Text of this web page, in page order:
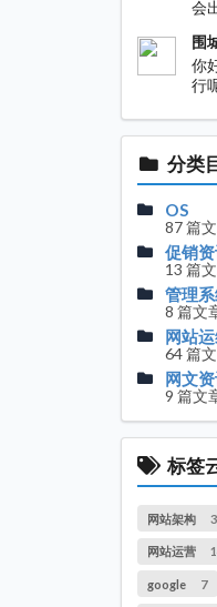
会
围
你
行
分类
OS
87 篇
促销
13 篇
管理
8 篇文
网站
64 篇
网文
9 篇文
标签
网站架构
网站运营
google 7